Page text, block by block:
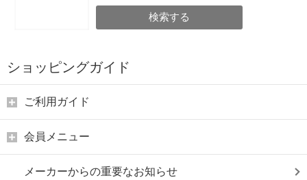
検索する
ショッピングガイド
ご利用ガイド
会員メニュー
メーカーからの重要なお知らせ